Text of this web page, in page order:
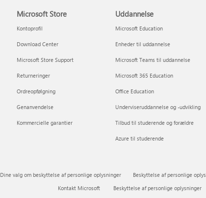
Microsoft Store
Kontoprofil
Download Center
Microsoft Store Support
Returneringer
Ordreopfølgning
Genanvendelse
Kommercielle garantier
Uddannelse
Microsoft Education
Enheder til uddannelse
Microsoft Teams til uddannelse
Microsoft 365 Education
Office Education
Underviseruddannelse og -udvikling
Tilbud til studerende og forældre
Azure til studerende
Dine valg om beskyttelse af personlige oplysninger
Beskyttelse af personlige
Kontakt Microsoft
Beskyttelse af personlige oplysninger